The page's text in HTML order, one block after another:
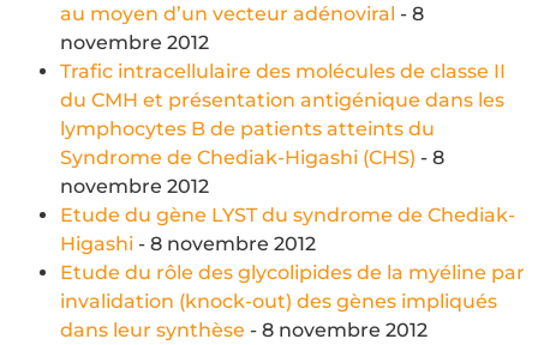
au moyen d’un vecteur adénoviral - 8
novembre 2012
Trafic intracellulaire des molécules de classe II
du CMH et présentation antigénique dans les
lymphocytes B de patients atteints du
Syndrome de Chediak-Higashi (CHS) - 8
novembre 2012
Etude du gène LYST du syndrome de Chediak-
Higashi - 8 novembre 2012
Etude du rôle des glycolipides de la myéline par
invalidation (knock-out) des gènes impliqués
dans leur synthèse - 8 novembre 2012